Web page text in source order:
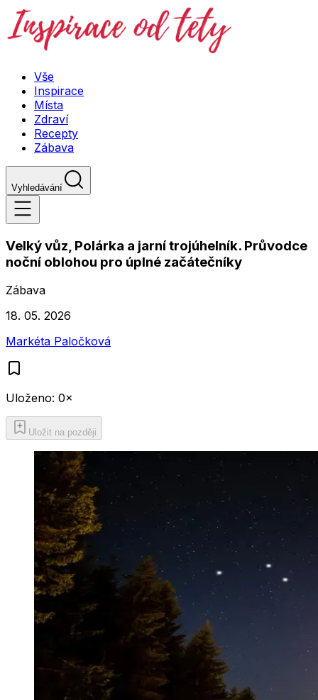
Vše
Inspirace
Místa
Zdraví
Recepty
Zábava
Vyhledávání
Velký vůz, Polárka a jarní trojúhelník. Průvodce
noční oblohou pro úplné začátečníky
Zábava
18. 05. 2026
Markéta Paločková
Uloženo: 0×
Uložit na později